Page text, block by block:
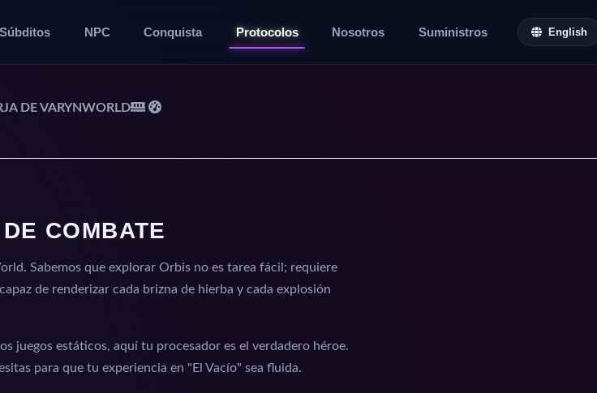
Súbditos NPC Conquista Protocolos Nosotros Suministros English
DE VARYNWORLD
COMBATE
Sabemos que explorar Orbis no es tarea fácil; requiere
de renderizar cada brizna de hierba y cada explosión
juegos estáticos, aquí tu procesador es el verdadero héroe.
para que tu experiencia en "El Vacío" sea fluida.